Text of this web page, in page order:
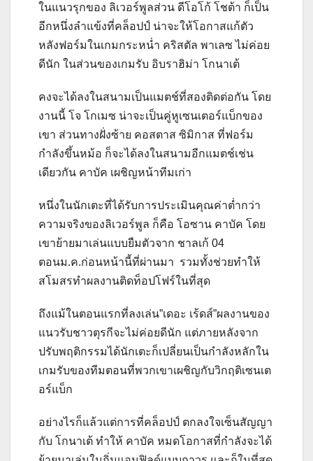
ในแนวรุกของ ลิเวอร์พูลส่วน ดีโอโก้ โชต้า ก็เป็น
อีกหนึ่งลำแข้งที่คล็อปป์ น่าจะให้โอกาสแก้ตัว
หลังฟอร์มในเกมกระหน่ำ คริสตัล พาเลซ ไม่ค่อย
ดีนัก ในส่วนของเกมรับ อิบราฮิม่า โกนาเต้
คงจะได้ลงในสนามเป็นแมตช์ที่สองติดต่อกัน โดย
งานนี้ โจ โกเมซ น่าจะเป็นคู่หูเซนเตอร์แบ็กของ
เขา ส่วนทางฝั่งซ้าย คอสตาส ซิมิกาส ที่ฟอร์ม
กำลังขึ้นหม้อ ก็จะได้ลงในสนามอีกแมตช์เช่น
เดียวกัน คาบัค เผชิญหน้าทีมเก่า
หนึ่งในนักเตะที่ได้รับการประเมินคุณค่าต่ำกว่า
ความจริงของลิเวอร์พูล ก็คือ โอซาน คาบัค โดย
เขาย้ายมาเล่นแบบยืมตัวจาก ชาลเก้ 04
ตอนม.ค.ก่อนหน้านี้ที่ผ่านมา รวมทั้งช่วยทำให้
สโมสรทำผลงานติดท็อปโฟร์ในที่สุด
ถึงแม้ในตอนแรกที่ลงเล่น”เดอะ เร้ดส์”ผลงานของ
แนวรับชาวตุรกีจะไม่ค่อยดีนัก แต่ภายหลังจาก
ปรับพฤติกรรมได้นักเตะก็เปลี่ยนเป็นกำลังหลักใน
เกมรับของทีมตอนที่พวกเขาเผชิญกับวิกฤติเซนเต
อร์แบ็ก
อย่างไรก็แล้วแต่การที่คล็อปป์ ตกลงใจเซ็นสัญญา
กับ โกนาเต้ ทำให้ คาบัค หมดโอกาสที่กำลังจะได้